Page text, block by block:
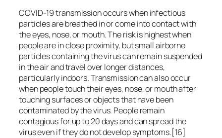
COVID‑19 transmission occurs when infectious
particles are breathed in or come into contact with
the eyes, nose, or mouth. The risk is highest when
people are in close proximity, but small airborne
particles containing the virus can remain suspended
in the air and travel over longer distances,
particularly indoors. Transmission can also occur
when people touch their eyes, nose, or mouth after
touching surfaces or objects that have been
contaminated by the virus. People remain
contagious for up to 20 days and can spread the
virus even if they do not develop symptoms.[16]